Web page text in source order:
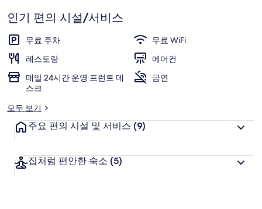
기
인기 편의 시설/서비스
무료 주차
무료 WiFi
레스토랑
에어컨
매일 24시간 운영 프런트 데
스크
금연
모두 보기
주요 편의 시설 및 서비스 (9)
집처럼 편안한 숙소 (5)